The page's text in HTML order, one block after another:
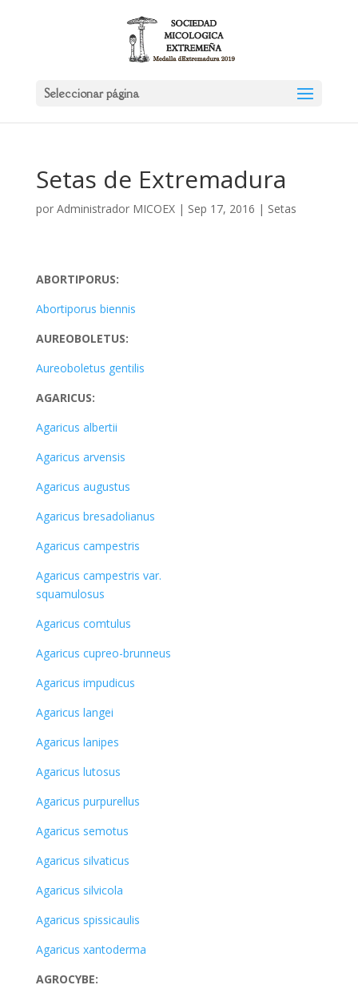
Seleccionar página
Setas de Extremadura
por Administrador MICOEX| Sep 17, 2016 | Setas
ABORTIPORUS:
Abortiporus biennis
AUREOBOLETUS:
Aureoboletus gentilis
AGARICUS:
Agaricus albertii
Agaricus arvensis
Agaricus augustus
Agaricus bresadolianus
Agaricus campestris
Agaricus campestris var.
squamulosus
Agaricus comtulus
Agaricus cupreo-brunneus
Agaricus impudicus
Agaricus langei
Agaricus lanipes
Agaricus lutosus
Agaricus purpurellus
Agaricus semotus
Agaricus silvaticus
Agaricus silvicola
Agaricus spissicaulis
Agaricus xantoderma
AGROCYBE: